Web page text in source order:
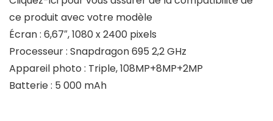
ce produit avec votre modèle
Écran : 6,67″, 1080 x 2400 pixels
Processeur : Snapdragon 695 2,2 GHz
Appareil photo : Triple, 108MP+8MP+2MP
Batterie : 5 000 mAh